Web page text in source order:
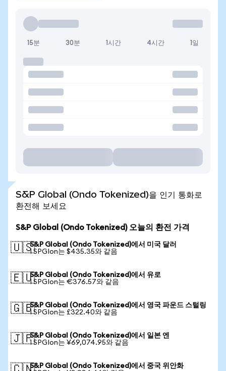
15분 30분 1시간 4시간 1일
S&P Global (Ondo Tokenized)을 인기 통화로
환전해 보세요
S&P Global (Ondo Tokenized) 오늘의 환전 가격
🇺🇸S&P Global (Ondo Tokenized)에서 미국 달러
1 SPGIon는 $435.35와 같음
🇪🇺S&P Global (Ondo Tokenized)에서 유로
1 SPGIon는 €376.57와 같음
🇬🇧S&P Global (Ondo Tokenized)에서 영국 파운드 스털링
1 SPGIon는 £322.40와 같음
🇯🇵S&P Global (Ondo Tokenized)에서 일본 엔
1 SPGIon는 ¥69,074.95와 같음
S&P Global (Ondo Tokenized)에서 중국 위안화